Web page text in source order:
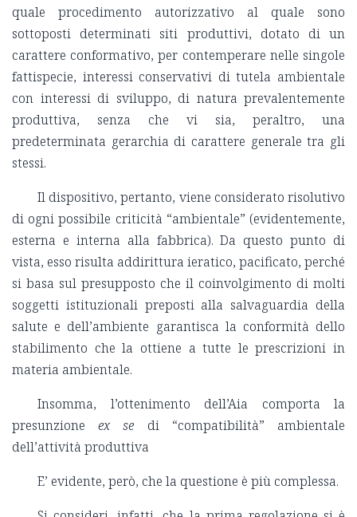
quale procedimento autorizzativo al quale sono
sottoposti determinati siti produttivi, dotato di un
carattere conformativo, per contemperare nelle singole
fattispecie, interessi conservativi di tutela ambientale
con interessi di sviluppo, di natura prevalentemente
produttiva, senza che vi sia, peraltro, una
predeterminata gerarchia di carattere generale tra gli
stessi.
Il dispositivo, pertanto, viene considerato risolutivo
di ogni possibile criticità “ambientale” (evidentemente,
esterna e interna alla fabbrica). Da questo punto di
vista, esso risulta addirittura ieratico, pacificato, perché
si basa sul presupposto che il coinvolgimento di molti
soggetti istituzionali preposti alla salvaguardia della
salute e dell’ambiente garantisca la conformità dello
stabilimento che la ottiene a tutte le prescrizioni in
materia ambientale.
Insomma, l’ottenimento dell’Aia comporta la
presunzioneex se di “compatibilità” ambientale
dell’attività produttiva
E’ evidente, però, che la questione è più complessa.